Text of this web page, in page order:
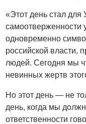
«Этот день стал
самоотверженности
одновременно
российской власти,
людей. Сегодня мы
невинных жертв
Но этот день — не
день, когда мы
ответственности